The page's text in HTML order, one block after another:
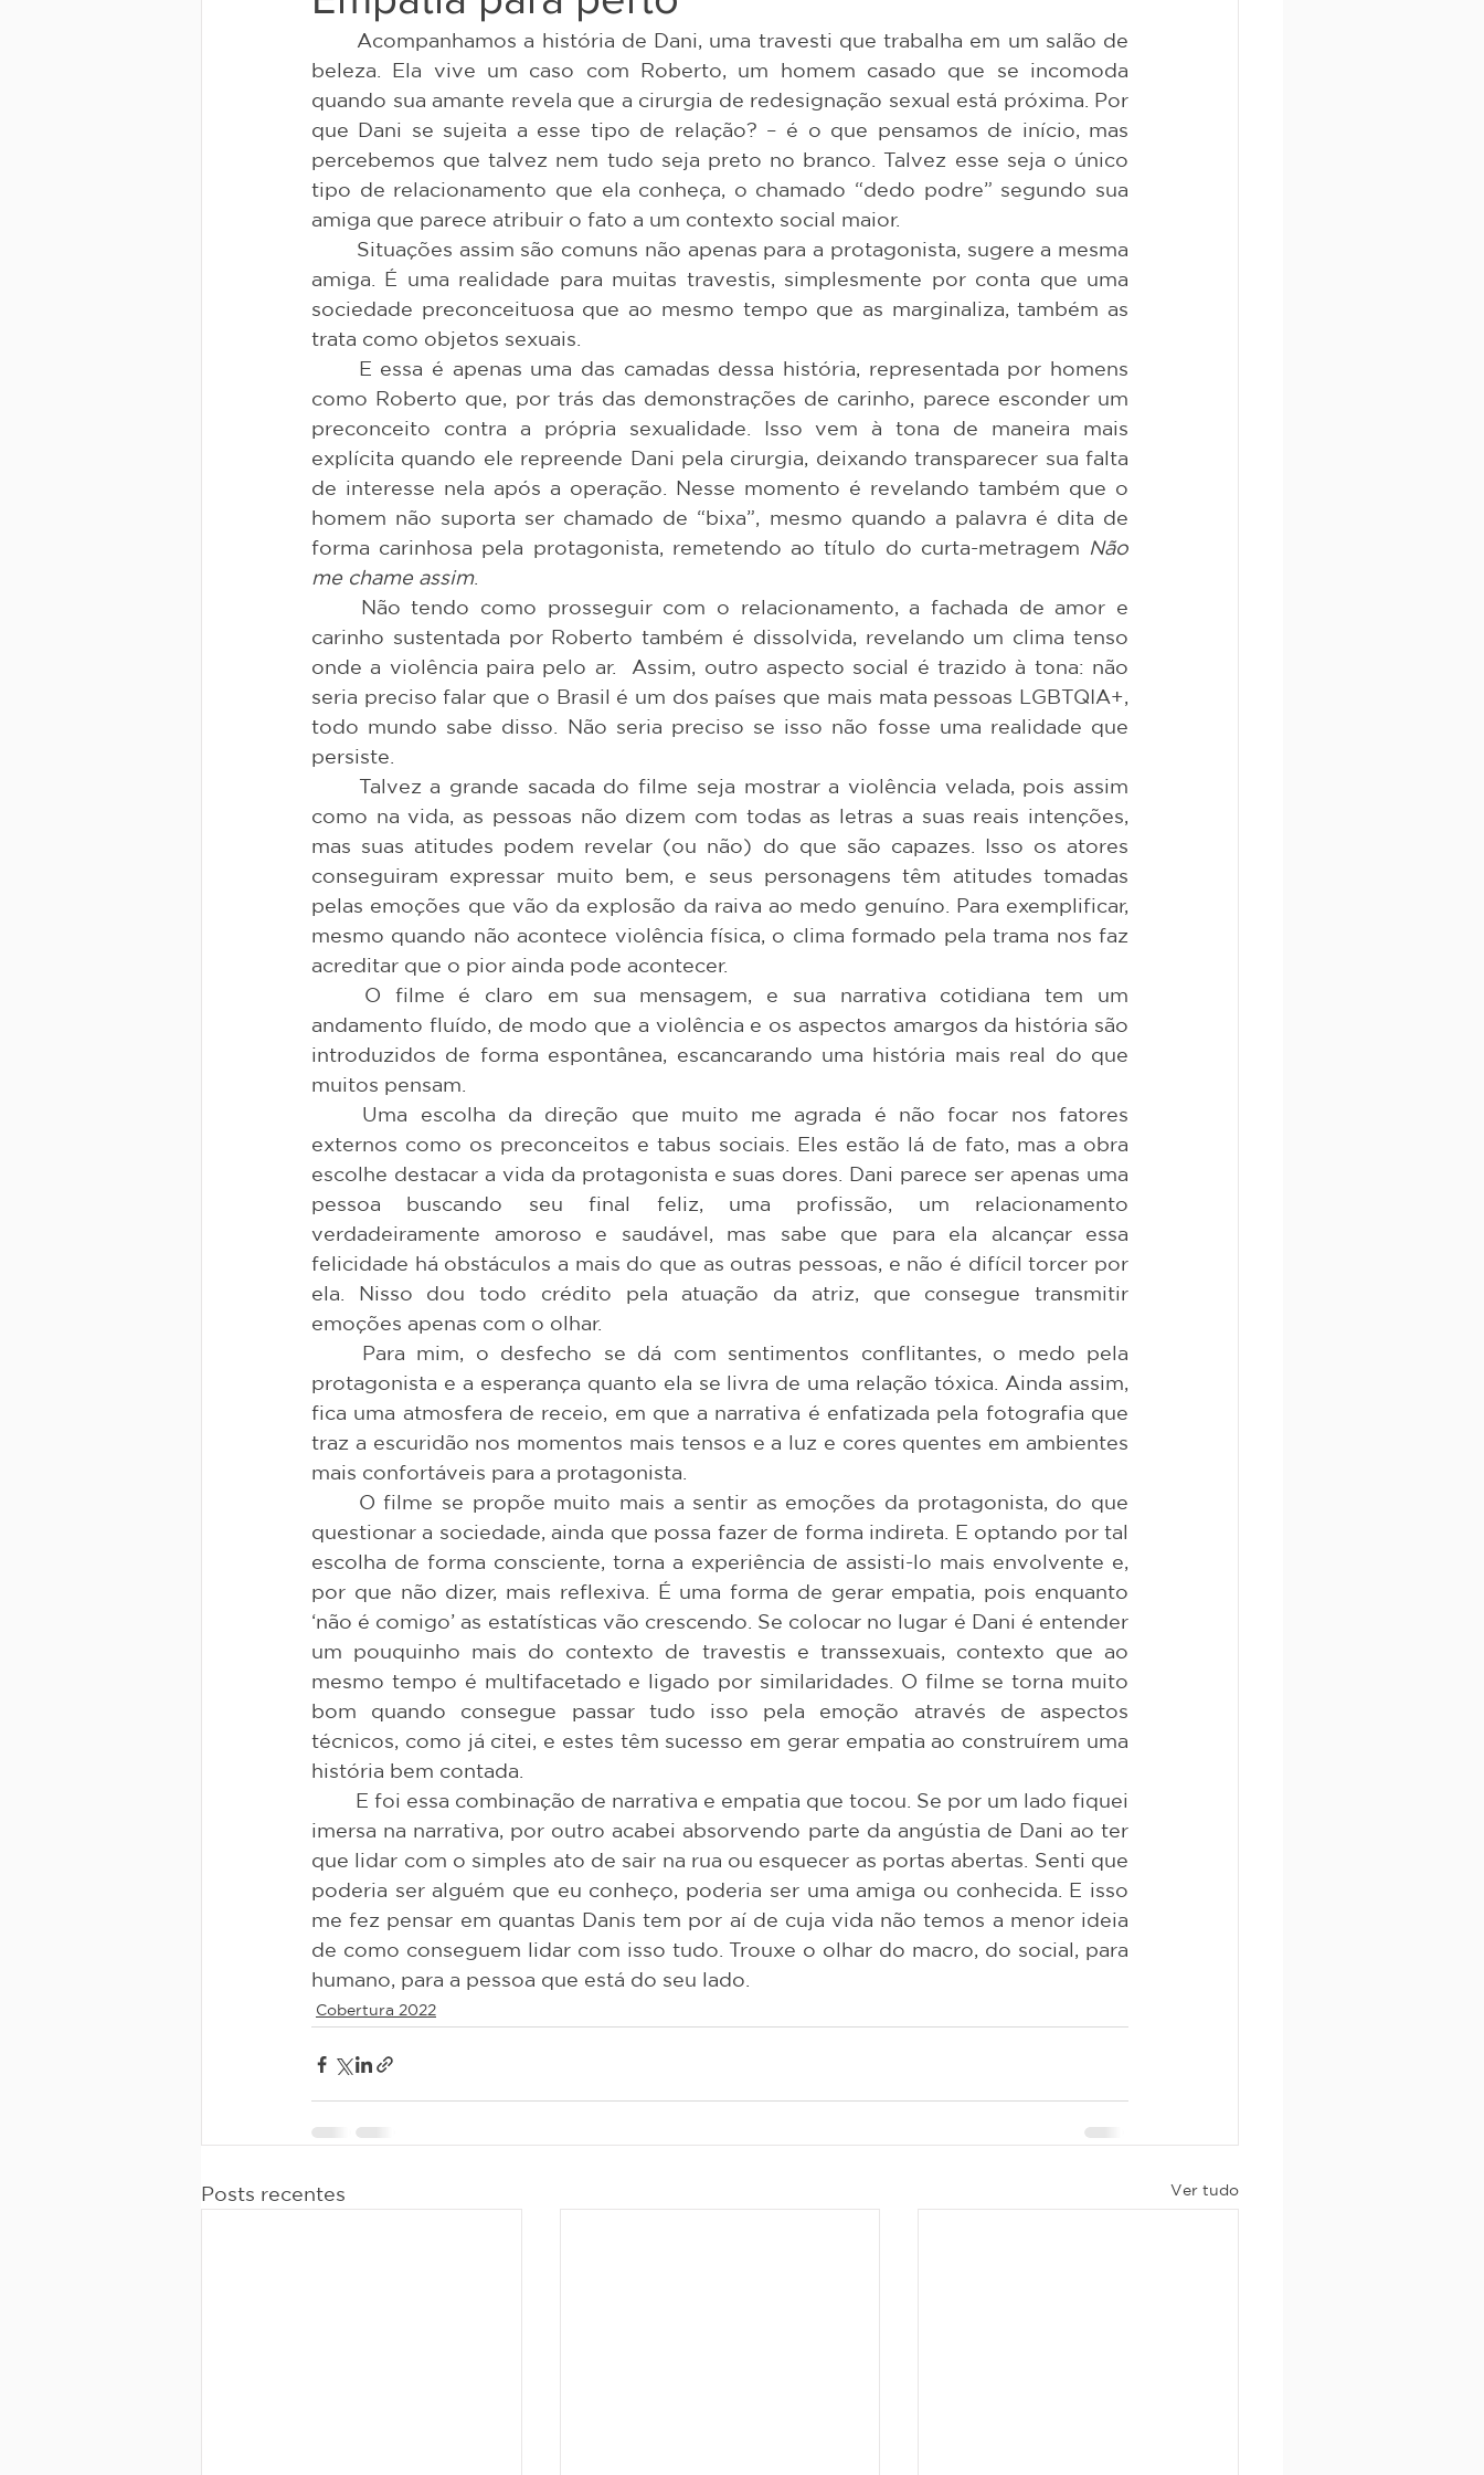
beleza. Ela vive um caso com Roberto, um homem casado que se incomoda
quando sua amante revela que a cirurgia de redesignação sexual está próxima. Por
que Dani se sujeita a esse tipo de relação? – é o que pensamos de início, mas
percebemos que talvez nem tudo seja preto no branco. Talvez esse seja o único
tipo de relacionamento que ela conheça, o chamado “dedo podre” segundo sua
amiga que parece atribuir o fato a um contexto social maior.
amiga. É uma realidade para muitas travestis, simplesmente por conta que uma
sociedade preconceituosa que ao mesmo tempo que as marginaliza, também as
trata como objetos sexuais.
como Roberto que, por trás das demonstrações de carinho, parece esconder um
preconceito contra a própria sexualidade. Isso vem à tona de maneira mais
explícita quando ele repreende Dani pela cirurgia, deixando transparecer sua falta
de interesse nela após a operação. Nesse momento é revelando também que o
homem não suporta ser chamado de “bixa”, mesmo quando a palavra é dita de
forma carinhosa pela protagonista, remetendo ao título do curta-metragem Não
me chame assim.
carinho sustentada por Roberto também é dissolvida, revelando um clima tenso
onde a violência paira pelo ar.  Assim, outro aspecto social é trazido à tona: não
seria preciso falar que o Brasil é um dos países que mais mata pessoas LGBTQIA+,
todo mundo sabe disso. Não seria preciso se isso não fosse uma realidade que
persiste.
como na vida, as pessoas não dizem com todas as letras a suas reais intenções,
mas suas atitudes podem revelar (ou não) do que são capazes. Isso os atores
conseguiram expressar muito bem, e seus personagens têm atitudes tomadas
pelas emoções que vão da explosão da raiva ao medo genuíno. Para exemplificar,
mesmo quando não acontece violência física, o clima formado pela trama nos faz
acreditar que o pior ainda pode acontecer.
andamento fluído, de modo que a violência e os aspectos amargos da história são
introduzidos de forma espontânea, escancarando uma história mais real do que
muitos pensam.
externos como os preconceitos e tabus sociais. Eles estão lá de fato, mas a obra
escolhe destacar a vida da protagonista e suas dores. Dani parece ser apenas uma
pessoa buscando seu final feliz, uma profissão, um relacionamento
verdadeiramente amoroso e saudável, mas sabe que para ela alcançar essa
felicidade há obstáculos a mais do que as outras pessoas, e não é difícil torcer por
ela. Nisso dou todo crédito pela atuação da atriz, que consegue transmitir
emoções apenas com o olhar.
protagonista e a esperança quanto ela se livra de uma relação tóxica. Ainda assim,
fica uma atmosfera de receio, em que a narrativa é enfatizada pela fotografia que
traz a escuridão nos momentos mais tensos e a luz e cores quentes em ambientes
mais confortáveis para a protagonista.
questionar a sociedade, ainda que possa fazer de forma indireta. E optando por tal
escolha de forma consciente, torna a experiência de assisti-lo mais envolvente e,
por que não dizer, mais reflexiva. É uma forma de gerar empatia, pois enquanto
‘não é comigo’ as estatísticas vão crescendo. Se colocar no lugar é Dani é entender
um pouquinho mais do contexto de travestis e transsexuais, contexto que ao
mesmo tempo é multifacetado e ligado por similaridades. O filme se torna muito
bom quando consegue passar tudo isso pela emoção através de aspectos
técnicos, como já citei, e estes têm sucesso em gerar empatia ao construírem uma
história bem contada.
imersa na narrativa, por outro acabei absorvendo parte da angústia de Dani ao ter
que lidar com o simples ato de sair na rua ou esquecer as portas abertas. Senti que
poderia ser alguém que eu conheço, poderia ser uma amiga ou conhecida. E isso
me fez pensar em quantas Danis tem por aí de cuja vida não temos a menor ideia
de como conseguem lidar com isso tudo. Trouxe o olhar do macro, do social, para
humano, para a pessoa que está do seu lado.
Cobertura 2022
Posts recentes Ver tudo